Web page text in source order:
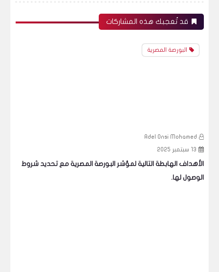
قد تُعجبك هذه المشاركات
البورصة المصرية
Adel Onsi Mohamed
13 سبتمبر 2025
الأهداف الهابطة التالية لمؤشر البورصة المصرية مع تحديد شروط
الوصول لها.